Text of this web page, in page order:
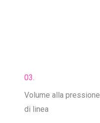
03.
Volume alla pressione
di linea